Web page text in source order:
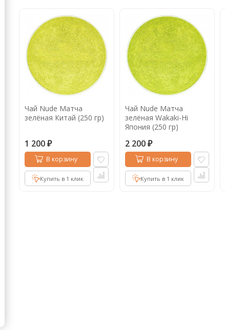
Кофе в зернах хит
Кофе в зернах свежей обжарки
Кофе в капсулах Акция
Кофе в дрип пакетах
Кофе для вендинга
Кофе сублимированный
Чай Nude Матча
зелёная Китай (250 гр)
1 200 ₽
В корзину
Купить в 1 клик
Чай Nude Матча
зелёная Wakaki-Нi
Япония (250 гр)
2 200 ₽
В корзину
Купить в 1 клик